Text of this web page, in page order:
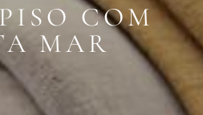
COM
MAR